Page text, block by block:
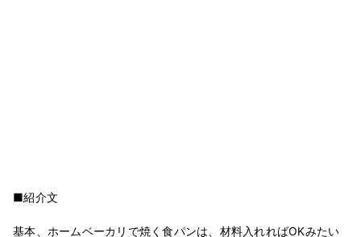
■紹介文
基本、ホームベーカリで焼く食パンは、材料入れればOKみたい